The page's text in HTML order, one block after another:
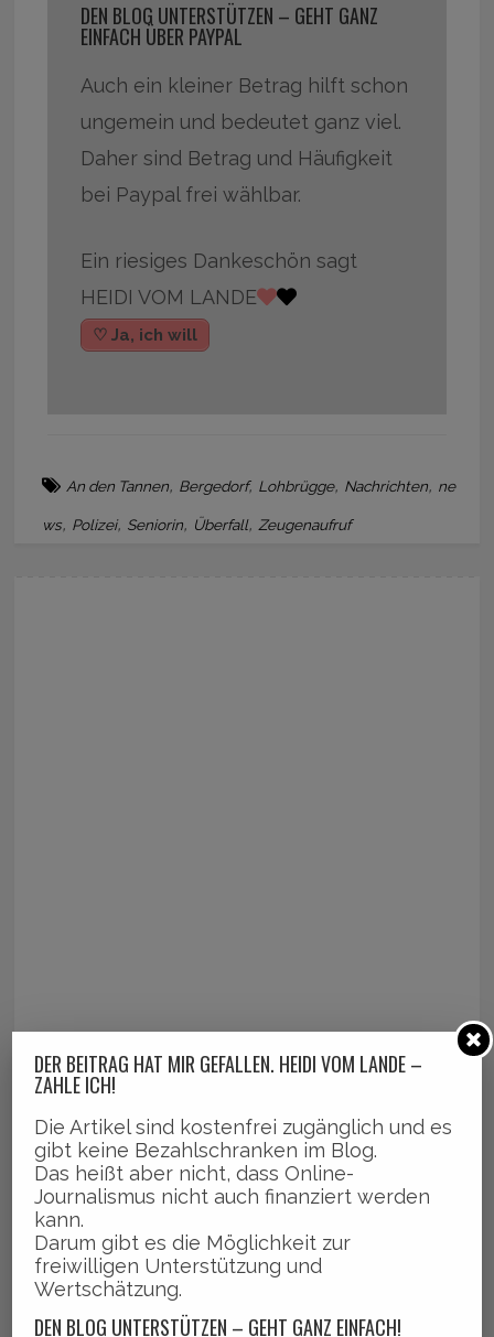
DEN BLOG UNTERSTÜTZEN – GEHT GANZ
EINFACH ÜBER PAYPAL
Auch ein kleiner Betrag hilft schon
ungemein und bedeutet ganz viel.
Daher sind Betrag und Häufigkeit
bei Paypal frei wählbar.
Ein riesiges Dankeschön sagt
HEIDI VOM LANDE
♡ Ja, ich will
An den Tannen, Bergedorf, Lohbrügge, Nachrichten, ne
ws, Polizei, Seniorin, Überfall,Zeugenaufruf
DER BEITRAG HAT MIR GEFALLEN. HEIDI VOM LANDE –
ZAHLE ICH!
Die Artikel sind kostenfrei zugänglich und es
gibt keine Bezahlschranken im Blog.
Das heißt aber nicht, dass Online-
Journalismus nicht auch finanziert werden
kann.
Darum gibt es die Möglichkeit zur
freiwilligen Unterstützung und
Wertschätzung.
DEN BLOG UNTERSTÜTZEN – GEHT GANZ EINFACH!